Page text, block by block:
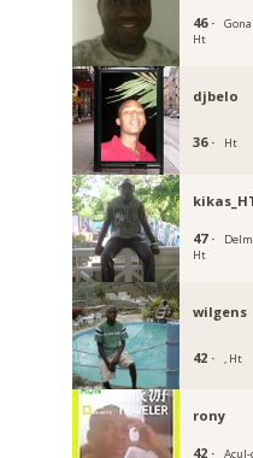
46 ·
Ht
djbelo
36 · Ht
47 ·
Ht
wilgens
42 · , Ht
rony
42 ·